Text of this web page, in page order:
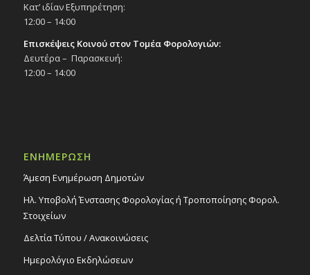
Κατ’ ιδίαν Εξυπηρέτηση:
12:00 – 14:00
Επισκέψεις Κοινού στον Τομέα Φορολογιών:
Δευτέρα – Παρασκευή:
12:00 – 14:00
ΕΝΗΜΕΡΩΣΗ
Άμεση Ενημέρωση Δημοτών
Ηλ. Υποβολή Ένστασης Φορολογίας ή Τροποποίησης Φορολ.
Στοιχείων
Δελτία Τύπου / Ανακοινώσεις
Ημερολόγιο Εκδηλώσεων